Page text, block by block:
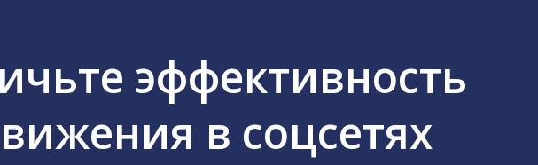
эффективность
в соцсетях